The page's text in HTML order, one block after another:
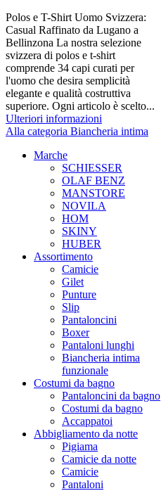
Polos e T-Shirt Uomo Svizzera:
Casual Raffinato da Lugano a
Bellinzona La nostra selezione
svizzera di polos e t-shirt
comprende 34 capi curati per
l'uomo che desira semplicità
elegante e qualità costruttiva
superiore. Ogni articolo è scelto...
Ulteriori informazioni
Alla categoria Biancheria intima
Marche
SCHIESSER
OLAF BENZ
MANSTORE
NOVILA
HOM
SKINY
HUBER
Assortimento
Camicie
Gilet
Punture
Slip
Pantaloncini
Boxer
Pantaloni lunghi
Biancheria intima
funzionale
Costumi da bagno
Pantaloncini da bagno
Costumi da bagno
Accappatoi
Abbigliamento da notte
Pigiama
Camicie da notte
Camicie
Pantaloni